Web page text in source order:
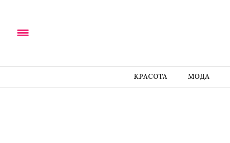
КРАСОТА МОДА